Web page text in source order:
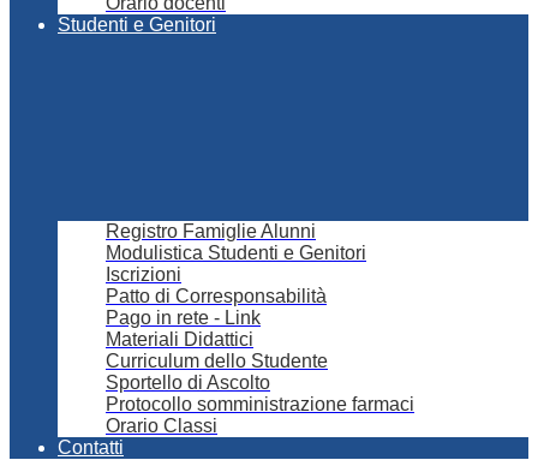
Studenti e Genitori
Registro Famiglie Alunni
Modulistica Studenti e Genitori
Iscrizioni
Patto di Corresponsabilità
Pago in rete - Link
Materiali Didattici
Curriculum dello Studente
Sportello di Ascolto
Protocollo somministrazione farmaci
Orario Classi
Contatti